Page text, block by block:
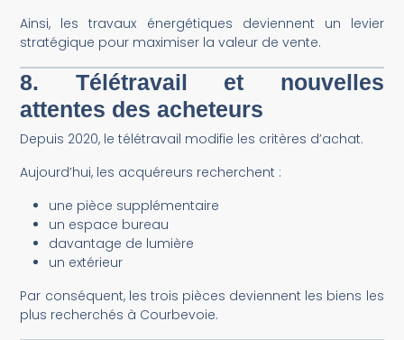
Ainsi, les travaux énergétiques deviennent un levier
stratégique pour maximiser la valeur de vente.
8. Télétravail et nouvelles
attentes des acheteurs
Depuis 2020, le télétravail modifie les critères d’achat.
Aujourd’hui, les acquéreurs recherchent :
une pièce supplémentaire
un espace bureau
davantage de lumière
un extérieur
Par conséquent, les trois pièces deviennent les biens les
plus recherchés à Courbevoie.